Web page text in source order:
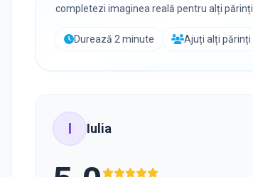
completezi imaginea reală pentru alți părinți.
Durează 2 minute Ajuți alți părinți
I Iulia